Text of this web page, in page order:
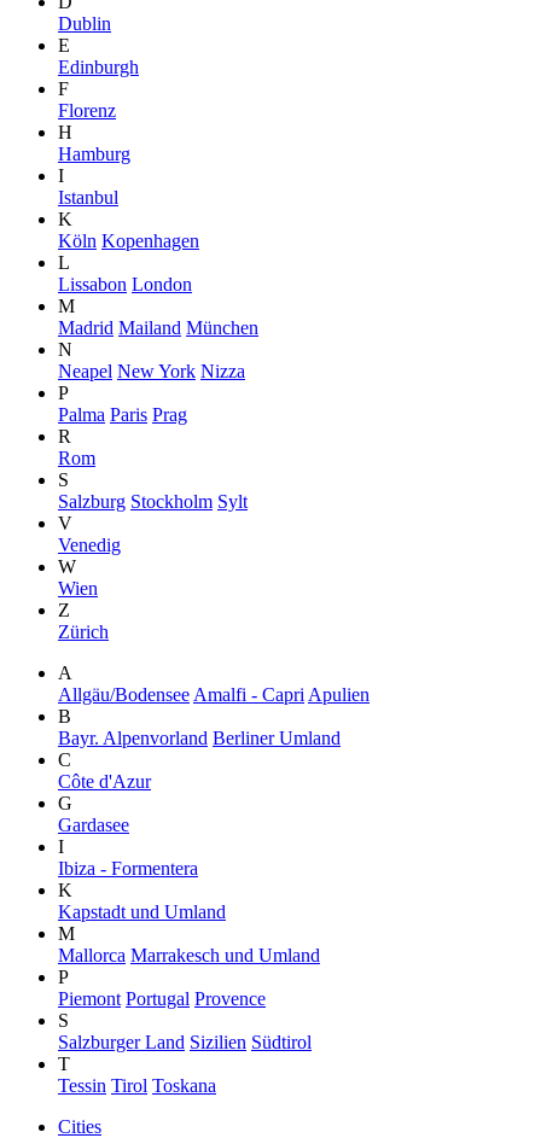
Dublin
E
Edinburgh
F
Florenz
H
Hamburg
I
Istanbul
K
Köln Kopenhagen
L
Lissabon London
M
Madrid Mailand München
N
Neapel New York Nizza
P
Palma Paris Prag
R
Rom
S
Salzburg Stockholm Sylt
V
Venedig
W
Wien
Z
Zürich
A
Allgäu/Bodensee Amalfi - Capri Apulien
B
Bayr. Alpenvorland Berliner Umland
C
Côte d'Azur
G
Gardasee
I
Ibiza - Formentera
K
Kapstadt und Umland
M
Mallorca Marrakesch und Umland
P
Piemont Portugal Provence
S
Salzburger Land Sizilien Südtirol
T
Tessin Tirol Toskana
Cities